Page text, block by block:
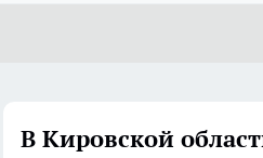
В Кировской